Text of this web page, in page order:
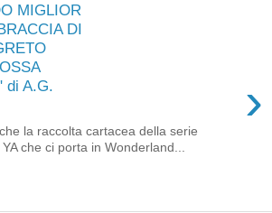
MIGLIOR
DI
di A.G.
›
la raccolta cartacea della serie
che ci porta in Wonderland...